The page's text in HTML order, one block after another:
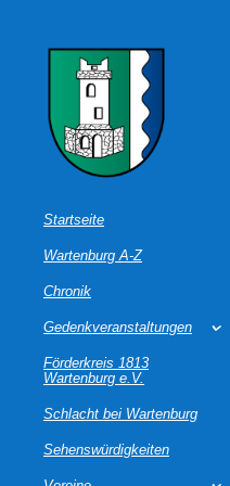
Startseite
Wartenburg A-Z
Chronik
Gedenkveranstaltungen
Förderkreis 1813
Wartenburg e.V.
Schlacht bei Wartenburg
Sehenswürdigkeiten